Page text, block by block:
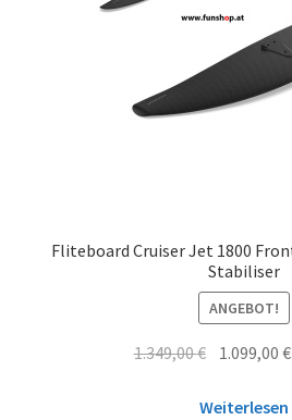
Fliteboard Cruiser Jet 1800
Stabiliser
ANGEBOT!
1.349,00€ 1.099,00€
Weiterlesen